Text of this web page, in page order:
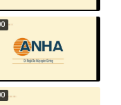
1:00
1:00